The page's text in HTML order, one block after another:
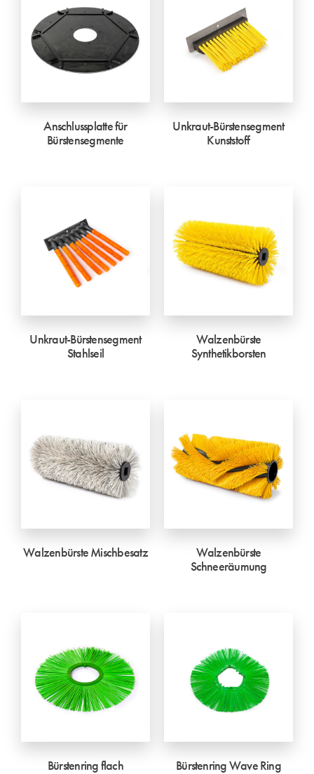
Anschlussplatte für
Bürstensegmente
Unkraut-Bürstensegment
Kunststoff
Unkraut-Bürstensegment
Stahlseil
Walzenbürste
Synthetikborsten
Walzenbürste Mischbesatz
Walzenbürste
Schneeräumung
Bürstenring flach Bürstenring Wave Ring